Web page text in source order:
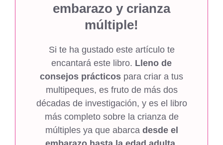
embarazo y crianza
múltiple!
Si te ha gustado este artículo te
encantará este libro. Lleno de
consejos prácticos para criar a tus
multipeques, es fruto de más dos
décadas de investigación, y es el libro
más completo sobre la crianza de
múltiples ya que abarca desde el